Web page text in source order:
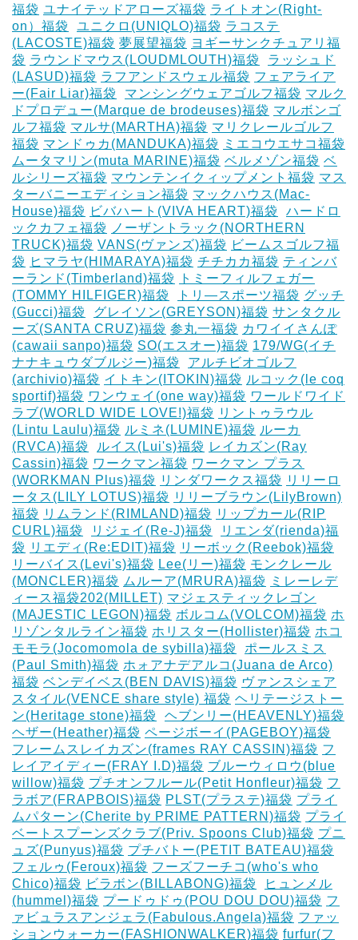
福袋 ユナイテッドアローズ福袋 ライトオン(Right-
on）福袋
ユニクロ(UNIQLO)福袋 ラコステ
(LACOSTE)福袋 夢展望福袋 ヨギーサンクチュアリ福
袋 ラウンドマウス(LOUDMLOUTH)福袋
ラッシュド
(LASUD)福袋 ラフアンドスウェル福袋 フェアライア
ー(Fair Liar)福袋
マンシングウェアゴルフ福袋 マルク
ドプロデュー(Marque de brodeuses)福袋 マルボンゴ
ルフ福袋 マルサ(MARTHA)福袋 マリクレールゴルフ
福袋 マンドゥカ(MANDUKA)福袋
ミエコウエサコ福袋
ムータマリン(muta MARINE)福袋 ベルメゾン福袋 ベ
ルシリーズ福袋 マウンテンイクィップメント福袋 マス
ターバニーエディション福袋 マックハウス(Mac-
House)福袋 ビバハート(VIVA HEART)福袋
ハードロ
ックカフェ福袋
ノーザントラック(NORTHERN
TRUCK)福袋 VANS(ヴァンズ)福袋 ビームスゴルフ福
袋 ヒマラヤ(HIMARAYA)福袋 チチカカ福袋 ティンバ
ーランド(Timberland)福袋
トミーフィルフェガー
(TOMMY HILFIGER)福袋
トリ―スポーツ福袋 グッチ
(Gucci)福袋
グレイソン(GREYSON)福袋 サンタクル
ーズ(SANTA CRUZ)福袋 参丸一福袋 カワイイさんぽ
(cawaii sanpo)福袋 SO(エスオー)福袋 179/WG(イチ
ナナキュウダブルジー)福袋
アルチビオゴルフ
(archivio)福袋 イトキン(ITOKIN)福袋 ルコック(le coq
sportif)福袋 ワンウェイ(one way)福袋 ワールドワイド
ラブ(WORLD WIDE LOVE!)福袋 リントゥラウル
(Lintu Laulu)福袋 ルミネ(LUMINE)福袋 ルーカ
(RVCA)福袋
ルイス(Lui's)福袋 レイカズン(Ray
Cassin)福袋 ワークマン福袋 ワークマン プラス
(WORKMAN Plus)福袋 リンダワークス福袋 リリーロ
ータス(LILY LOTUS)福袋 リリーブラウン(LilyBrown)
福袋 リムランド(RIMLAND)福袋 リップカール(RIP
CURL)福袋
リジェイ(Re-J)福袋
リエンダ(rienda)福
袋 リエディ(Re:EDIT)福袋 リーボック(Reebok)福袋
リーバイス(Levi's)福袋 Lee(リー)福袋 モンクレール
(MONCLER)福袋 ムルーア(MRURA)福袋
ミレーレデ
ィース福袋202(MILLET) マジェスティックレゴン
(MAJESTIC LEGON)福袋 ボルコム(VOLCOM)福袋 ホ
リゾンタルライン福袋 ホリスター(Hollister)福袋 ホコ
モモラ(Jocomomola de sybilla)福袋
ポールスミス
(Paul Smith)福袋 ホォアナデアルコ(Juana de Arco)
福袋 ベンデイベス(BEN DAVIS)福袋 ヴァンスシェア
スタイル(VENCE share style) 福袋 ヘリテージストー
ン(Heritage stone)福袋
ヘブンリー(HEAVENLY)福袋
ヘザー(Heather)福袋 ページボーイ(PAGEBOY)福袋
フレームスレイカズン(frames RAY CASSIN)福袋 フ
レイアイディー(FRAY I.D)福袋 ブルーウィロウ(blue
willow)福袋 プチオンフルール(Petit Honfleur)福袋 フ
ラボア(FRAPBOIS)福袋 PLST(プラステ)福袋 プライ
ムパターン(Cherite by PRIME PATTERN)福袋 プライ
ベートスプーンズクラブ(Priv. Spoons Club)福袋 プニ
ュズ(Punyus)福袋 プチバトー(PETIT BATEAU)福袋
フェルゥ(Feroux)福袋 フーズフーチコ(who's who
Chico)福袋 ビラボン(BILLABONG)福袋
ヒュンメル
(hummel)福袋 プードゥドゥ(POU DOU DOU)福袋 フ
ァビュラスアンジェラ(Fabulous.Angela)福袋 ファッ
ションウォーカー(FASHIONWALKER)福袋 furfur(フ